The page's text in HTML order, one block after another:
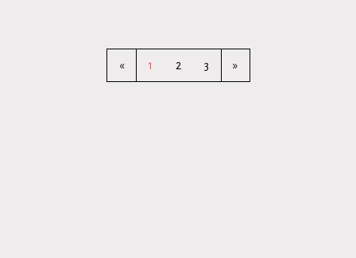
« 1 2 3 »